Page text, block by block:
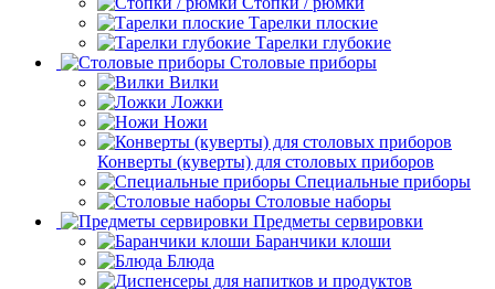
Тарелки плоские
Тарелки глубокие
Столовые приборы
Вилки
Ложки
Ножи
Конверты (куверты) для столовых приборов
Специальные приборы
Столовые наборы
Предметы сервировки
Баранчики клоши
Блюда